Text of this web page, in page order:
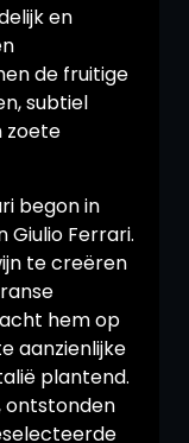
en
de fruitige
subtiel
zoete
begon in
Giulio Ferrari.
te creëren
hem op
aanzienlijke
plantend.
ontstonden